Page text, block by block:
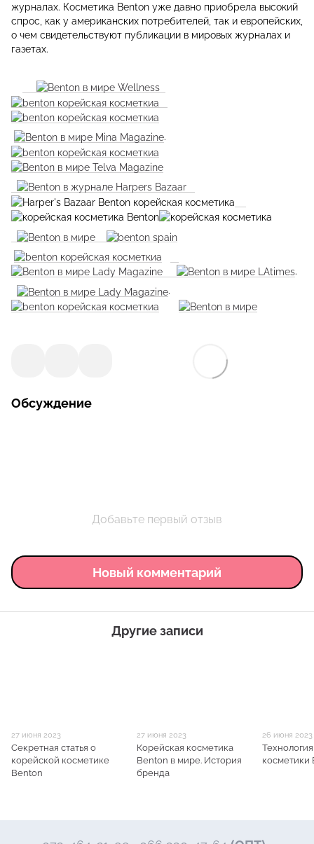
журналах. Косметика Benton уже давно приобрела высокий
спрос, как у американских потребителей, так и европейских,
о чем свидетельствуют публикации в мировых журналах и
газетах.
.
.
.
Обсуждение
Добавьте первый отзыв
Новый комментарий
Другие записи
27 июня 2023
Секретная статья о
корейской косметике
Benton
27 июня 2023
Корейская косметика
Benton в мире. История
бренда
26 июня 2023
косметики